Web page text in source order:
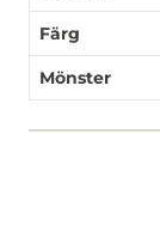
Färg
Mönster